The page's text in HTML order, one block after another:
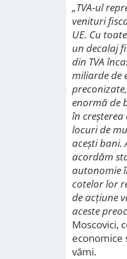
„TVA-ul
venituri
UE. Cu
un decalaj
din TVA
miliarde de
enormă de
în creșterea
locuri de
acești bani.
acordăm
autonomie
cotelor lor
de acțiune
aceste
Moscovici,
economice
vămi.